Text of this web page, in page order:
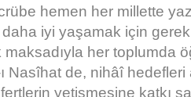
hemen her millette
iyi yaşamak için
her toplumda
ı Nasîhat de, nihâî
yetişmesine katkı